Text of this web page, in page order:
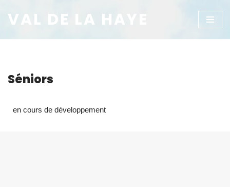
Aller
au
VAL DE LA HAYE
Séniors
en cours de développement